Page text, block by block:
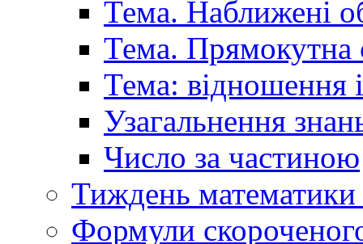
Тема. Наближені
Тема. Прямокутна
Тема: відношення
Узагальнення
Число за частиною
Тиждень математики
Формули